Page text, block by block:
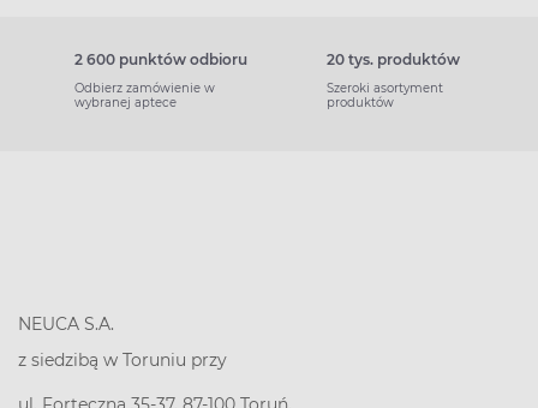
2 600 punktów odbioru
Odbierz zamówienie w
wybranej aptece
20 tys. produktów
Szeroki asortyment
produktów
NEUCA S.A.
z siedzibą w Toruniu przy